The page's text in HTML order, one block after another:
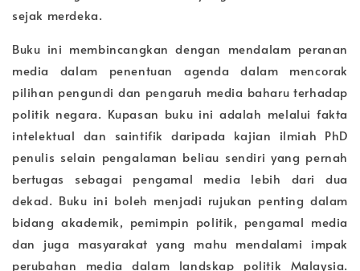
sejak merdeka.
Buku ini membincangkan dengan mendalam peranan
media dalam penentuan agenda dalam mencorak
pilihan pengundi dan pengaruh media baharu terhadap
politik negara. Kupasan buku ini adalah melalui fakta
intelektual dan saintifik daripada kajian ilmiah PhD
penulis selain pengalaman beliau sendiri yang pernah
bertugas sebagai pengamal media lebih dari dua
dekad. Buku ini boleh menjadi rujukan penting dalam
bidang akademik, pemimpin politik, pengamal media
dan juga masyarakat yang mahu mendalami impak
perubahan media dalam landskap politik Malaysia.